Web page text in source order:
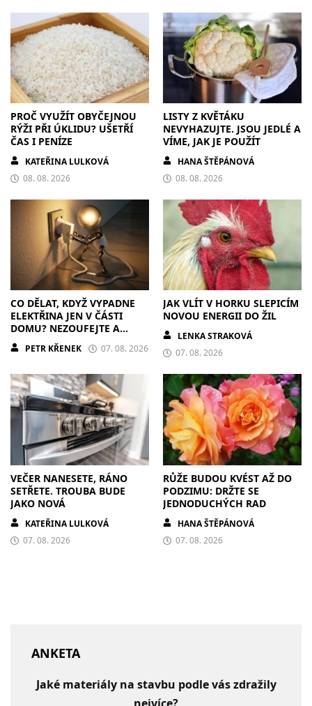
PROČ VYUŽÍT OBYČEJNOU
RÝŽI PŘI ÚKLIDU? UŠETŘÍ
ČAS I PENÍZE
KATEŘINA LULKOVÁ
08. 08. 2026
LISTY Z KVĚTÁKU
NEVYHAZUJTE. JSOU JEDLÉ A
VÍME, JAK JE POUŽÍT
HANA ŠTĚPÁNOVÁ
08. 08. 2026
CO DĚLAT, KDYŽ VYPADNE
ELEKTŘINA JEN V ČÁSTI
DOMU? NEZOUFEJTE A
POSTUPUJTE S CHLADNOU
HLAVOU
PETR KŘENEK 07. 08. 2026
JAK VLÍT V HORKU SLEPICÍM
NOVOU ENERGII DO ŽIL
LENKA STRAKOVÁ
07. 08. 2026
VEČER NANESETE, RÁNO
SETŘETE. TROUBA BUDE
JAKO NOVÁ
KATEŘINA LULKOVÁ
07. 08. 2026
RŮŽE BUDOU KVÉST AŽ DO
PODZIMU: DRŽTE SE
JEDNODUCHÝCH RAD
HANA ŠTĚPÁNOVÁ
07. 08. 2026
ANKETA
Jaké materiály na stavbu podle vás zdražily
nejvíce?